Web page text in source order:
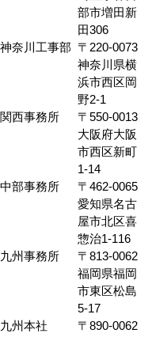
部市増田新
田306
神奈川工事部 〒220-0073
神奈川県横
浜市西区岡
野2-1
関西事務所
〒550-0013
大阪府大阪
市西区新町
1-14
中部事務所
〒462-0065
愛知県名古
屋市北区喜
惣治1-116
九州事務所
〒813-0062
福岡県福岡
市東区松島
5-17
九州本社
〒890-0062